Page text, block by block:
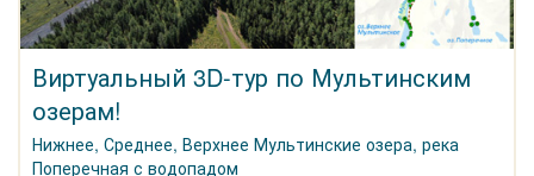
Виртуальный 3D-тур по Мультинским
озерам!
Нижнее, Среднее, Верхнее Мультинские озера, река
Поперечная с водопадом